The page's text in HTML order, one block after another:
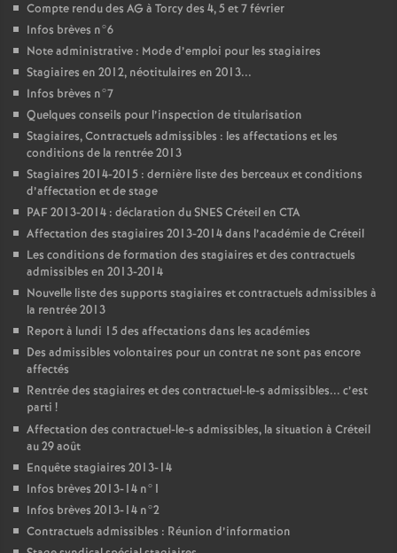
Compte rendu des AG à Torcy des 4, 5 et 7 février
Infos brèves n°6
Note administrative : Mode d’emploi pour les stagiaires
Stagiaires en 2012, néotitulaires en 2013...
Infos brèves n°7
Quelques conseils pour l’inspection de titularisation
Stagiaires, Contractuels admissibles : les affectations et les
conditions de la rentrée 2013
Stagiaires 2014-2015 : dernière liste des berceaux et conditions
d’affectation et de stage
PAF2013-2014 : déclaration duSNESCréteil en CTA
Affectation des stagiaires 2013-2014 dans l’académie de Créteil
Les conditions de formation des stagiaires et des contractuels
admissibles en 2013-2014
Nouvelle liste des supports stagiaires et contractuels admissibles à
la rentrée 2013
Report à lundi 15 des affectations dans les académies
Des admissibles volontaires pour un contrat ne sont pas encore
affectés
Rentrée des stagiaires et des contractuel-le-s admissibles... c’est
parti !
Affectation des contractuel-le-s admissibles, la situation à Créteil
au 29 août
Enquête stagiaires 2013-14
Infos brèves 2013-14 n°1
Infos brèves 2013-14 n°2
Contractuels admissibles : Réunion d’information